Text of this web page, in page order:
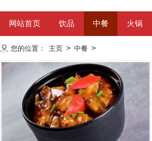
网站首页 饮品 中餐 火锅
您的位置： 主页 > 中餐 >